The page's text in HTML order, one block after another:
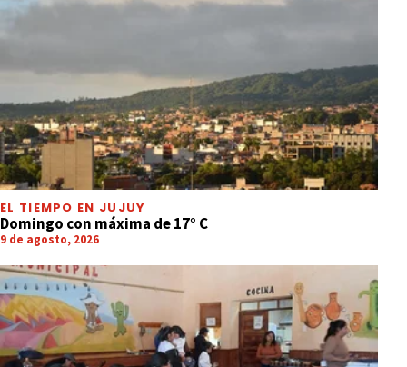
EL TIEMPO EN JUJUY
Domingo con máxima de 17° C
9 de agosto, 2026